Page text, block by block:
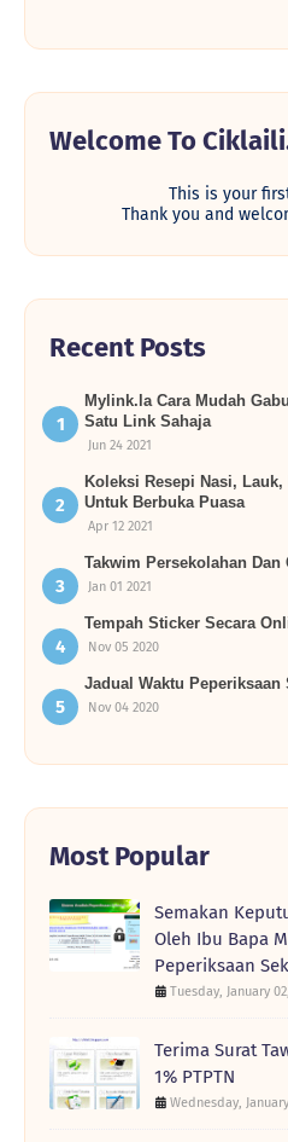
Welcome To
This is your
Thank you and
Recent Posts
Mylink.la Cara Mudah
Satu Link Sahaja
Jun 24 2021
Koleksi Resepi Nasi,
Untuk Berbuka Puasa
Apr 12 2021
Takwim Persekolahan Dan
Jan 01 2021
Tempah Sticker Secara
Nov 05 2020
Jadual Waktu Peperiksaan
Nov 04 2020
Most Popular
Semakan
Oleh Ibu Bapa
Peperiksaan
Tuesday, January
Terima Surat
1% PTPTN
Wednesday,